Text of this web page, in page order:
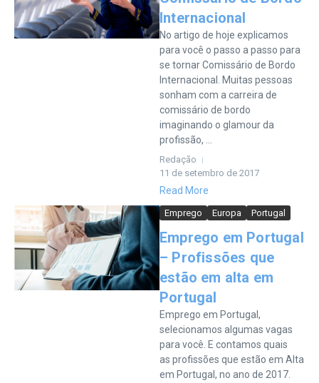
Internacional
No artigo de hoje explicamos
para você o passo a passo para
se tornar Comissário de Bordo
Internacional. Muitas pessoas
sonham com a carreira de
comissário de bordo
imaginando o glamour da
profissão, ...
Redação
11 de setembro de 2017
Read More
Emprego Europa Portugal
Emprego em Portugal
– Profissões que
estão em alta em
Portugal
Emprego em Portugal,
selecionamos algumas vagas
para você. E contamos quais
as profissões que estão em Alta
em Portugal, no ano de 2017.